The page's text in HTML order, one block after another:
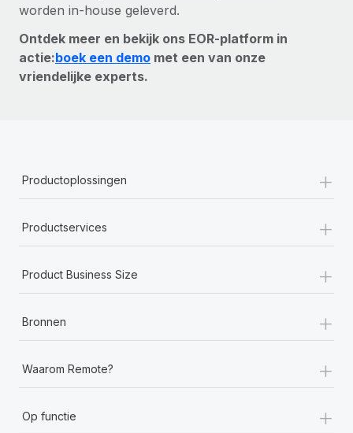
worden in-house geleverd.
Ontdek meer en bekijk ons EOR-platform in
actie:boek een demo met een van onze
vriendelijke experts.
Productoplossingen +
Productservices +
Product Business Size +
Bronnen +
Waarom Remote? +
Op functie +